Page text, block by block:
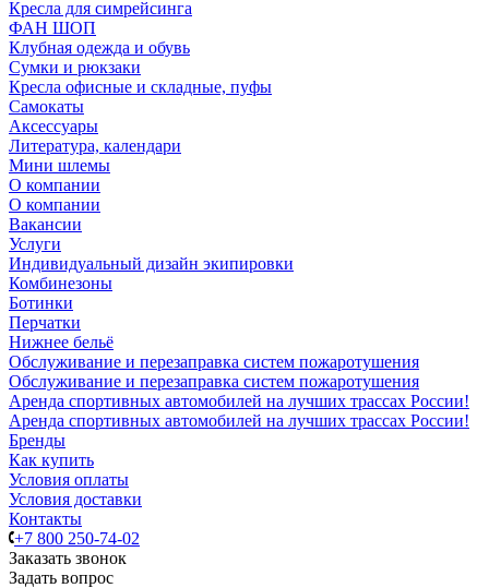
Кресла для симрейсинга
ФАН ШОП
Клубная одежда и обувь
Сумки и рюкзаки
Кресла офисные и складные, пуфы
Самокаты
Аксессуары
Литература, календари
Мини шлемы
О компании
О компании
Вакансии
Услуги
Индивидуальный дизайн экипировки
Комбинезоны
Ботинки
Перчатки
Нижнее бельё
Обслуживание и перезаправка систем пожаротушения
Обслуживание и перезаправка систем пожаротушения
Аренда спортивных автомобилей на лучших трассах России!
Аренда спортивных автомобилей на лучших трассах России!
Бренды
Как купить
Условия оплаты
Условия доставки
Контакты
+7 800 250-74-02
Заказать звонок
Задать вопрос